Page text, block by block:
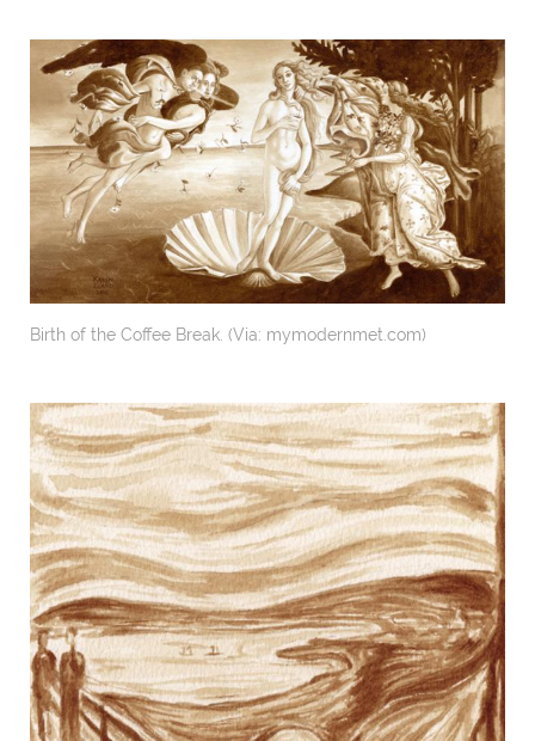
Birth of the Coffee Break. (Via: mymodernmet.com)